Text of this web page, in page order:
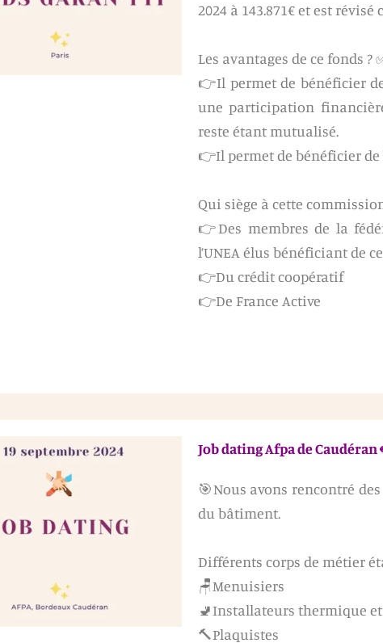
2024 à 143.871€ et est révisé
Les avantages de ce fonds ?
👉Il permet de bénéficier
une participation
reste étant mutualisé.
👉Il permet de bénéficier de
Qui siège à cette
👉Des membres de la
l’UNEA élus bénéficiant de
👉Du crédit coopératif
👉De France Active
Job dating Afpa de Caudéran
🎯Nous avons rencontré
du bâtiment.
Différents corps de métier
🪑Menuisiers
🚽Installateurs thermique
🔨Plaquistes